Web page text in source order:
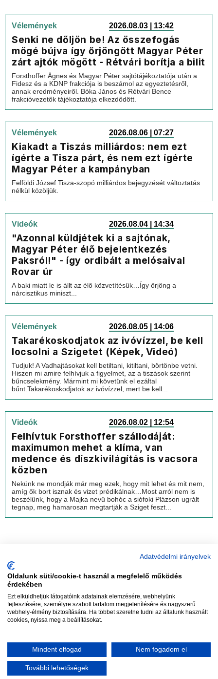
Vélemények 2026.08.03 | 13:42
Senki ne dőljön be! Az összefogás
mögé bújva így őrjöngött Magyar Péter
zárt ajtók mögött - Rétvári borítja a bilit
Forsthoffer Ágnes és Magyar Péter sajtótájékoztatója után a
Fidesz és a KDNP frakciója is beszámol az egyeztetésről,
annak eredményeiről. Bóka János és Rétvári Bence
frakcióvezetők tájékoztatója elkezdődött.
Vélemények 2026.08.06 | 07:27
Kiakadt a Tiszás milliárdos: nem ezt
ígérte a Tisza párt, és nem ezt ígérte
Magyar Péter a kampányban
Felföldi József Tisza-szopó milliárdos bejegyzését változtatás
nélkül közöljük.
Videók 2026.08.04 | 14:34
"Azonnal küldjétek ki a sajtónak,
Magyar Péter élő bejelentkezés
Paksról!" - így ordibált a melósaival
Rovar úr
A baki miatt le is állt az élő közvetítésük…Így őrjöng a
nárcisztikus miniszt...
Vélemények 2026.08.05 | 14:06
Takarékoskodjatok az ivóvízzel, be kell
locsolni a Szigetet (Képek, Videó)
Tudjuk! A Vadhajtásokat kell betiltani, kitiltani, börtönbe vetni.
Hiszen mi amire felhívjuk a figyelmet, az a tiszások szerint
bűncselekmény. Mármint mi követünk el ezáltal
bűnt.Takarékoskodjatok az ivóvízzel, mert be kell...
Videók 2026.08.02 | 12:54
Felhívtuk Forsthoffer szállodáját:
maximumon mehet a klíma, van
medence és díszkivilágítás is vacsora
közben
Nekünk ne mondják már meg ezek, hogy mit lehet és mit nem,
amíg ők bort isznak és vizet prédikálnak…Most arról nem is
beszélünk, hogy a Majka nevű bohóc a siófoki Plázson ugrált
tegnap, meg hamarosan megtartják a Sziget feszt...
Szerkesztőség:szerk@vadhajtasok.hu
Modi:moderator@vadhajtasok.hu
AdatvédelemImpresszumSzerzői jogok
2018 Vadhajtások.hu
Adatvédelmi irányelvek
Oldalunk süti/cookie-t használ a megfelelő működés
érdekében
Ezt elküldhetjük látogatóink adatainak elemzésére, webhelyünk
fejlesztésére, személyre szabott tartalom megjelenítésére és nagyszerű
webhely-élmény biztosítására. Ha többet szeretne tudni az általunk használt
cookies, nyissa meg a beállításokat.
Mindent elfogad Nem fogadom el
További lehetőségek